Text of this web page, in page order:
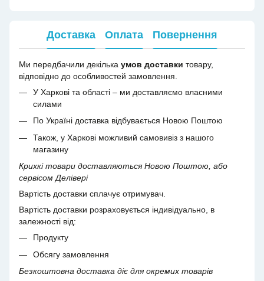
Доставка Оплата Повернення
Ми передбачили декілька умов доставки товару,
відповідно до особливостей замовлення.
У Харкові та області – ми доставляємо власними
силами
По Україні доставка відбувається Новою Поштою
Також, у Харкові можливий самовивіз з нашого
магазину
Крихкі товари доставляються Новою Поштою, або
сервісом Делівері
Вартість доставки сплачує отримувач.
Вартість доставки розраховується індивідуально, в
залежності від:
Продукту
Обсягу замовлення
Безкоштовна доставка діє для окремих товарів